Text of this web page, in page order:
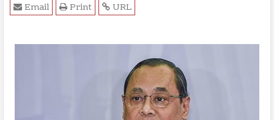
URL
Print
Email